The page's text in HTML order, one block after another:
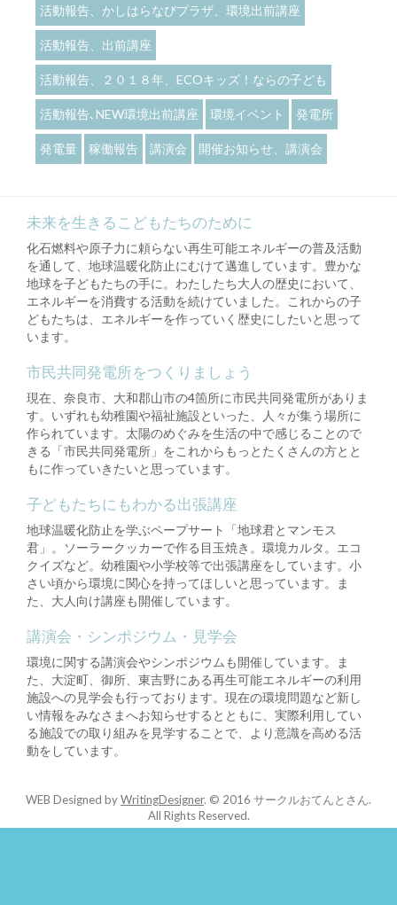
活動報告、かしはらなびプラザ、環境出前講座
活動報告、出前講座
活動報告、２０１８年、ECOキッズ！ならの子ども
活動報告､NEW環境出前講座 環境イベント 発電所
発電量 稼働報告 講演会 開催お知らせ、講演会
未来を生きるこどもたちのために
化石燃料や原子力に頼らない再生可能エネルギーの普及活動
を通して、地球温暖化防止にむけて邁進しています。豊かな
地球を子どもたちの手に。わたしたち大人の歴史において、
エネルギーを消費する活動を続けていました。これからの子
どもたちは、エネルギーを作っていく歴史にしたいと思って
います。
市民共同発電所をつくりましょう
現在、奈良市、大和郡山市の4箇所に市民共同発電所がありま
す。いずれも幼稚園や福祉施設といった、人々が集う場所に
作られています。太陽のめぐみを生活の中で感じることので
きる「市民共同発電所」をこれからもっとたくさんの方とと
もに作っていきたいと思っています。
子どもたちにもわかる出張講座
地球温暖化防止を学ぶペープサート「地球君とマンモス
君」。ソーラークッカーで作る目玉焼き。環境カルタ。エコ
クイズなど。幼稚園や小学校等で出張講座をしています。小
さい頃から環境に関心を持ってほしいと思っています。ま
た、大人向け講座も開催しています。
講演会・シンポジウム・見学会
環境に関する講演会やシンポジウムも開催しています。ま
た、大淀町、御所、東吉野にある再生可能エネルギーの利用
施設への見学会も行っております。現在の環境問題など新し
い情報をみなさまへお知らせするとともに、実際利用してい
る施設での取り組みを見学することで、より意識を高める活
動をしています。
WEB Designed byWritingDesigner. © 2016 サークルおてんとさん.
All Rights Reserved.